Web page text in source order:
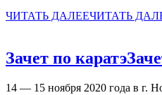
ЧИТАТЬ ДАЛЕЕЧИТАТЬ
Зачет по каратэ
14 — 15 ноября 2020 года в г.